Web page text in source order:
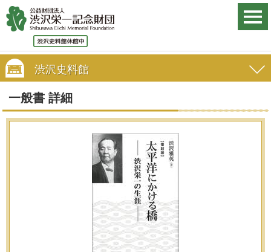
渋沢史料館
一般書 詳細